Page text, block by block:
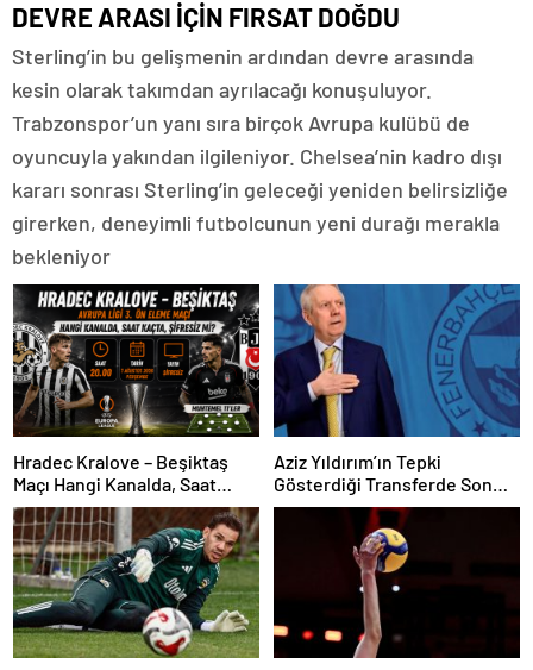
DEVRE ARASI İÇİN FIRSAT DOĞDU
Sterling’in bu gelişmenin ardından devre arasında
kesin olarak takımdan ayrılacağı konuşuluyor.
Trabzonspor’un yanı sıra birçok Avrupa kulübü de
oyuncuyla yakından ilgileniyor. Chelsea’nin kadro dışı
kararı sonrası Sterling’in geleceği yeniden belirsizliğe
girerken, deneyimli futbolcunun yeni durağı merakla
bekleniyor
Hradec Kralove – Beşiktaş
Maçı Hangi Kanalda, Saat
Kaçta, Şifresiz Mi?
Aziz Yıldırım’ın Tepki
Gösterdiği Transferde Son
Durum! Oyuncunun Geleceği